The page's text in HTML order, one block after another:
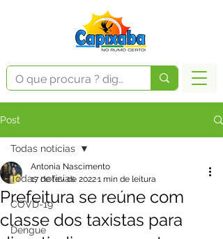
Post
Todas notícias
COVD-19
Dengue
Todas notícias
Prefeitura se reúne com
classe dos taxistas para
Antonia Nascimento
17 de fev. de 20221 min de leitura